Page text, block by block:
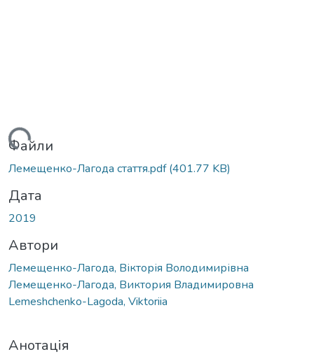
Файли
Лемещенко-Лагода стаття.pdf(401.77 KB)
Дата
2019
Автори
Лемещенко-Лагода, Вікторія Володимирівна
Лемещенко-Лагода, Виктория Владимировна
Lemeshchenko-Lagoda, Viktoriia
Анотація